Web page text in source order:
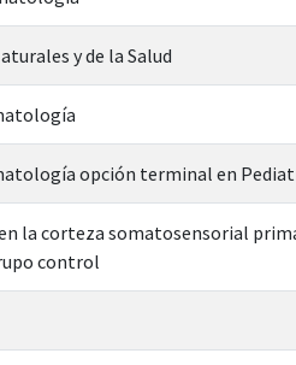
y de la Salud
opción terminal en
la corteza somatosensorial
control